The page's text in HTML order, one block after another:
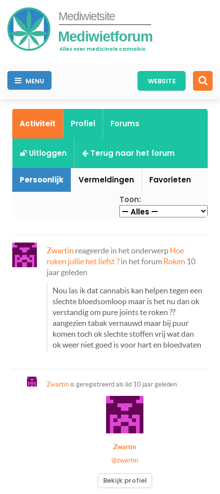
Mediwietsite
Mediwietforum
Alles over medicinale cannabis
MENU WEBSITE
Activiteit Profiel Forums
Uitloggen Terug naar het forum
Persoonlijk Vermeldingen
Favorieten
Toon:
Zwartin reageerde in het onderwerp Hoe
roken jullie het liefst ? in het forum Roken 10
jaar geleden
Nou las ik dat cannabis kan helpen tegen een
slechte bloedsomloop maar is het nu dan ok
verstandig om pure joints te roken ??
aangezien tabak vernauwd maar bij puur
komen toch ok slechte stoffen vrij wat dan
ok weer niet goed is voor hart en bloedvaten
Zwartin is geregistreerd als lid 10 jaar geleden
Zwartin
@zwartin
Bekijk profiel